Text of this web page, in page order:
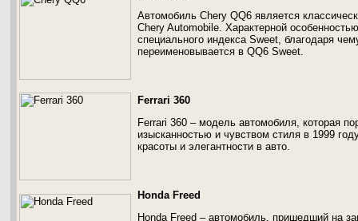
Автомобиль Chery QQ6 является
Chery Automobile. Характерной
специального индекса Sweet, благодаря
переименовывается в QQ6 Sweet.
Ferrari 360
Ferrari 360 – модель автомобиля, которая
изысканностью и чувством стиля в 1999
красоты и элегантности в авто.
Honda Freed
Honda Freed – автомобиль, пришедший на